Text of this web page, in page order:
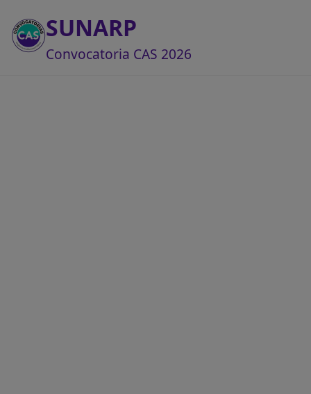
SUNARP
Convocatoria CAS 2026